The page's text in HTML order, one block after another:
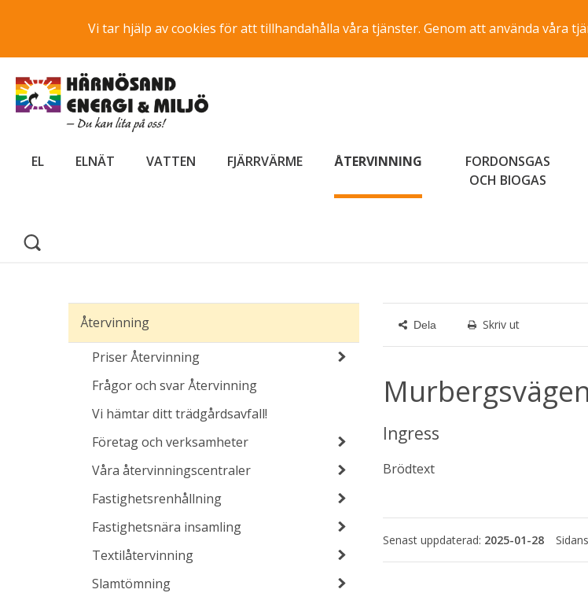
Vi tar hjälp av cookies för att tillhandahålla våra tjänster. Genom att använda våra
EL ELNÄT VATTEN FJÄRRVÄRME ÅTERVINNING
FORDONSGAS
OCH BIOGAS
Återvinning
Priser Återvinning
Frågor och svar Återvinning
Vi hämtar ditt trädgårdsavfall!
Företag och verksamheter
Våra återvinningscentraler
Fastighetsrenhållning
Fastighetsnära insamling
Textilåtervinning
Slamtömning
Dela Skriv ut
Ingress
Brödtext
Senast uppdaterad: 2025-01-28